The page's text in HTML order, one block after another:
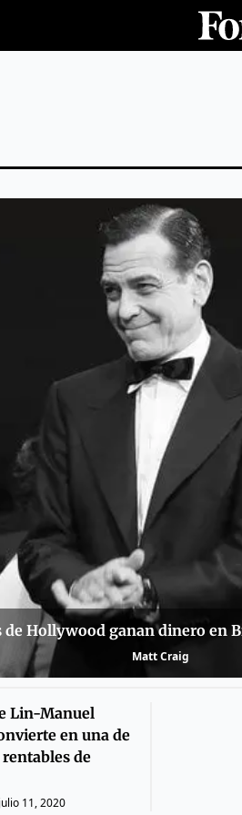
de Hollywood ganan dinero en
Matt Craig
Lin-Manuel
en una de
de
julio 11, 2020